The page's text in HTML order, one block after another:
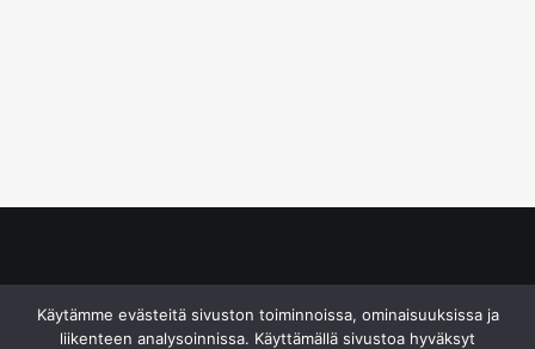
Käytämme evästeitä sivuston toiminnoissa, ominaisuuksissa ja
liikenteen analysoinnissa. Käyttämällä sivustoa hyväksyt